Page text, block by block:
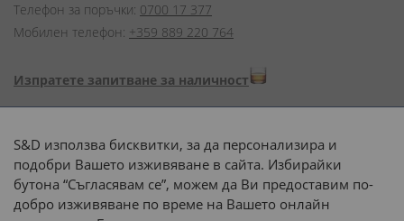
Телефон за поръчки: 0700 17 377
Мобилен телефон: +359 889 220 764
Изпратете запитване за наличност
Начини на плащане:
S&D използва бисквитки, за да персонализира и
подобри Вашето изживяване в сайта. Избирайки
бутона “Съгласявам се”, можем да Ви предоставим по-
добро изживяване по време на Вашето онлайн